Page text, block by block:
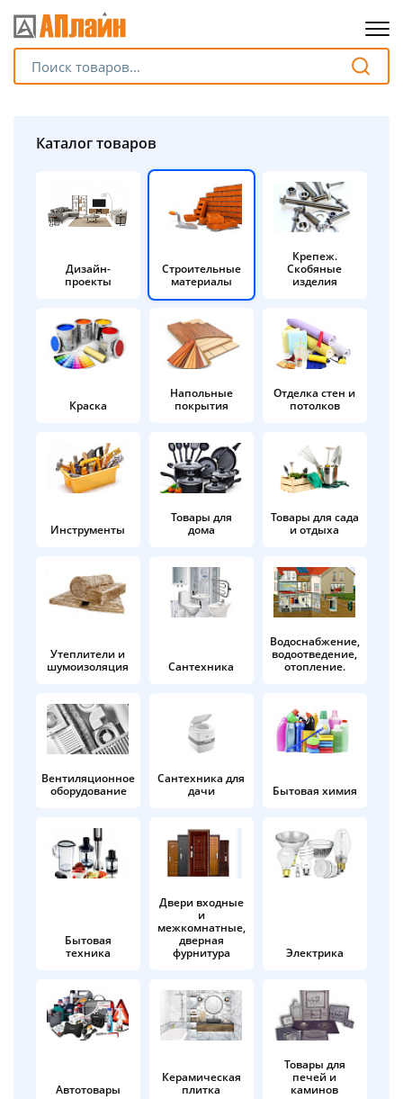
Каталог товаров
Дизайн-
проекты
Строительные
материалы
Крепеж.
Скобяные
изделия
Краска
Напольные
покрытия
Отделка стен и
потолков
Инструменты
Товары для
дома
Товары для сада
и отдыха
Утеплители и
шумоизоляция
Сантехника
Водоснабжение,
водоотведение,
отопление.
Вентиляционное
оборудование
Сантехника для
дачи
Бытовая химия
Бытовая
техника
Двери входные
и
межкомнатные,
дверная
фурнитура
Электрика
Автотовары
Керамическая
плитка
Товары для
печей и
каминов
Разбейте
на части
без переплат
График платежей
Сегодня
%
в корзину
Оплачивайте сегодня только
25% картой любого банка
Получайте товар
выбранный способом
Оставшиеся
% будут
по25%каждые 2 недели
Подробнее
об оплате Плайтом
раз в 2
недели
Остались вопросы?
8 800 302-02-51
plait.ru